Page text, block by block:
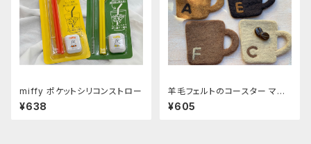
miffy ポケットシリコンストロー
¥638
羊毛フェルトのコースター マ
グ〜C A F E〜
¥605